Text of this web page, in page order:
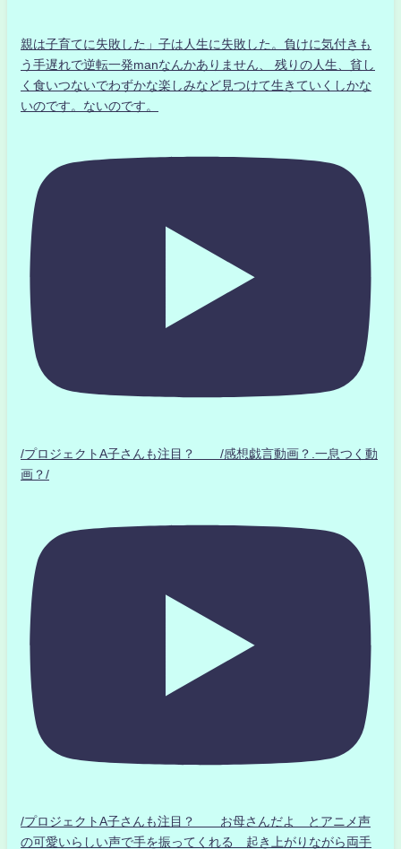
親は子育てに失敗した」子は人生に失敗した。負けに気付きも
う手遅れで逆転一発manなんかありません、 残りの人生、貧し
く食いつないでわずかな楽しみなど見つけて生きていくしかな
いのです。ないのです。
/プロジェクトA子さんも注目？ /感想戯言動画？.一息つく動
画？/
/プロジェクトA子さんも注目？ お母さんだよ とアニメ声
の可愛いらしい声で手を振ってくれる 起き上がりながら両手